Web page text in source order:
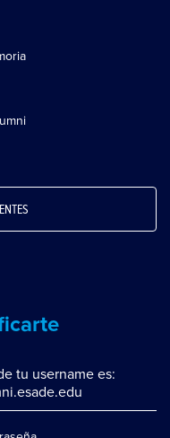
tu username es: